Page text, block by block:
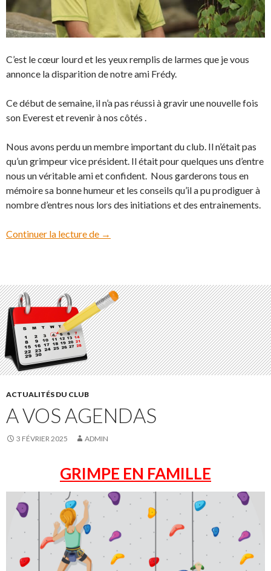
C’est le cœur lourd et les yeux remplis de larmes que je vous
annonce la disparition de notre ami Frédy.
Ce début de semaine, il n’a pas réussi à gravir une nouvelle fois
son Everest et revenir à nos côtés .
Nous avons perdu un membre important du club. Il n’était pas
qu’un grimpeur vice président. Il était pour quelques uns d’entre
nous un véritable ami et confident. Nous garderons tous en
mémoire sa bonne humeur et les conseils qu’il a pu prodiguer à
nombre d’entres nous lors des initiations et des entrainements.
Continuer la lecture de Au Revoir Frédy !
→
ACTUALITÉS DU CLUB
A VOS AGENDAS
3 FÉVRIER 2025 ADMIN
GRIMPE EN FAMILLE